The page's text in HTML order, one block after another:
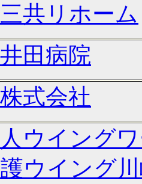
共リホーム
田病院
式会社
ウイング
ウイング